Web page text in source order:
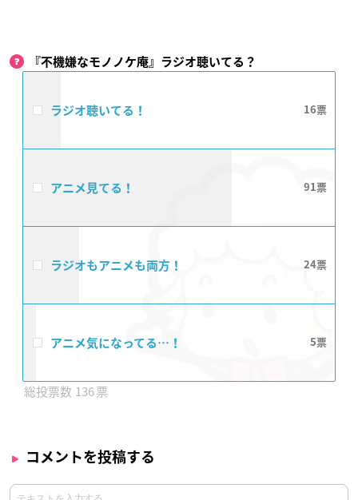
『不機嫌なモノノケ庵』ラジオ聴いてる？
ラジオ聴いてる！ 16
アニメ見てる！ 91
ラジオもアニメも両方！ 24
アニメ気になってる…！ 5
136
コメントを投稿する